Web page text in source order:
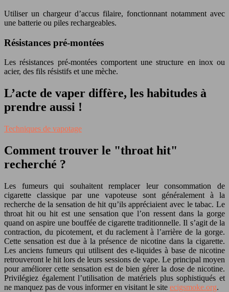
Utiliser un chargeur d’accus filaire, fonctionnant notamment avec
une batterie ou piles rechargeables.
Résistances pré-montées
Les résistances pré-montées comportent une structure en inox ou
acier, des fils résistifs et une mèche.
L’acte de vaper diffère, les habitudes à
prendre aussi !
Techniques de vapotage
Comment trouver le "throat hit"
recherché ?
Les fumeurs qui souhaitent remplacer leur consommation de
cigarette classique par une vapoteuse sont généralement à la
recherche de la sensation de hit qu’ils appréciaient avec le tabac. Le
throat hit ou hit est une sensation que l’on ressent dans la gorge
quand on aspire une bouffée de cigarette traditionnelle. Il s’agit de la
contraction, du picotement, et du raclement à l’arrière de la gorge.
Cette sensation est due à la présence de nicotine dans la cigarette.
Les anciens fumeurs qui utilisent des e-liquides à base de nicotine
retrouveront le hit lors de leurs sessions de vape. Le principal moyen
pour améliorer cette sensation est de bien gérer la dose de nicotine.
Privilégiez également l’utilisation de matériels plus sophistiqués et
ne manquez pas de vous informer en visitant le site ecigsmoke.org.